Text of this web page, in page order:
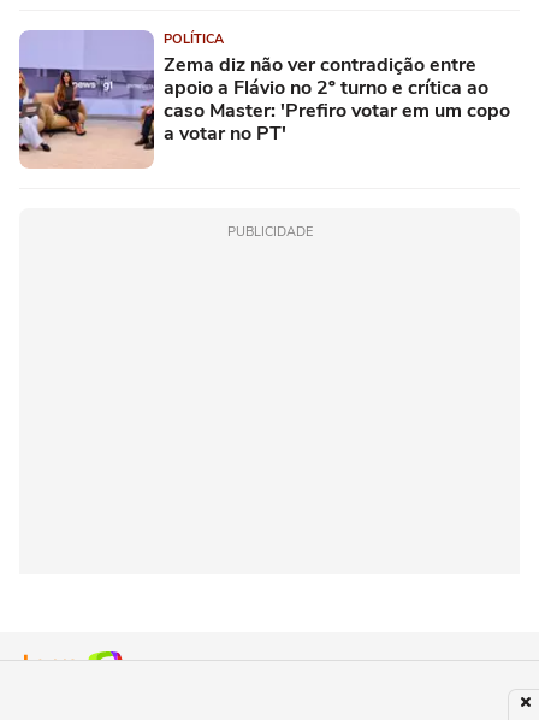
POLÍTICA
Zema diz não ver contradição entre
apoio a Flávio no 2º turno e crítica ao
caso Master: 'Prefiro votar em um copo
a votar no PT'
PUBLICIDADE